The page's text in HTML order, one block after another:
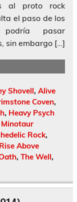
al proto rock
el paso de los
pasar
sin embargo […]
Shovell, Alive
Coven,
, Heavy Psych
Minotaur
Rock,
Rise Above
, The Well,